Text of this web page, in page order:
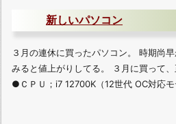
新しいパソコン
３月の連休に買ったパソコン。 時期尚
みると値上がりしてる。 ３月に買って、
●ＣＰＵ；i7 12700K（12世代 OC対応